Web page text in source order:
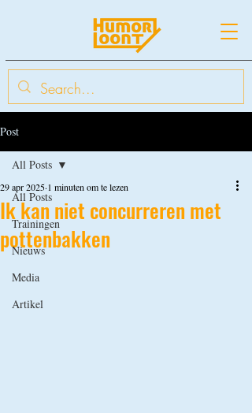
Post
All Posts
Trainingen
Nieuws
Media
Artikel
All Posts
Ik kan niet concurreren met
pottenbakken
29 apr 2025 1 minuten om te lezen